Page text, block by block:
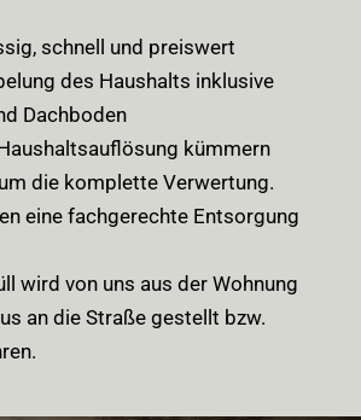
schnell und preiswert
des Haushalts inklusive
Dachboden
kümmern
die komplette Verwertung.
eine fachgerechte Entsorgung
wird von uns aus der Wohnung
an die Straße gestellt bzw.